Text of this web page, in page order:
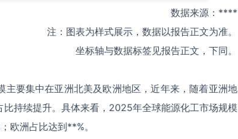
数据来源：****
注：图表为样式展示，数据以报告正文为准。
坐标轴与数据标签见报告正文，下同。
主要集中在亚洲北美及欧洲地区，近年来，随着亚洲地
持续提升。具体来看，2025年全球能源化工市场规模
欧洲占比达到**%。